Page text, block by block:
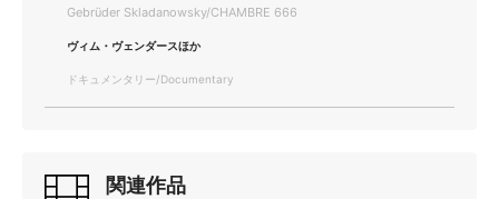
Gebrüder Skladanowsky/CHAMBRE 666
ヴィム・ヴェンダースほか
ドキュメンタリー/Documentary
関連作品